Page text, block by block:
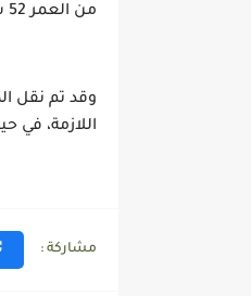
من العمر 52 سنة، لذلك ترصدها و اعتدى عليها بواسطة سكين ثم لاذ بعد ذلك بالفرار.
اللازمة، في